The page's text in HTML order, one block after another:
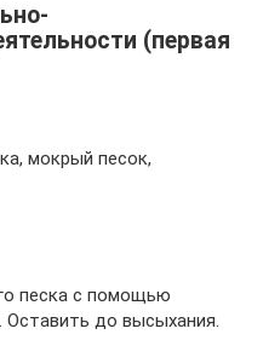
(первая
мокрый песок,
песка с помощью
Оставить до высыхания.